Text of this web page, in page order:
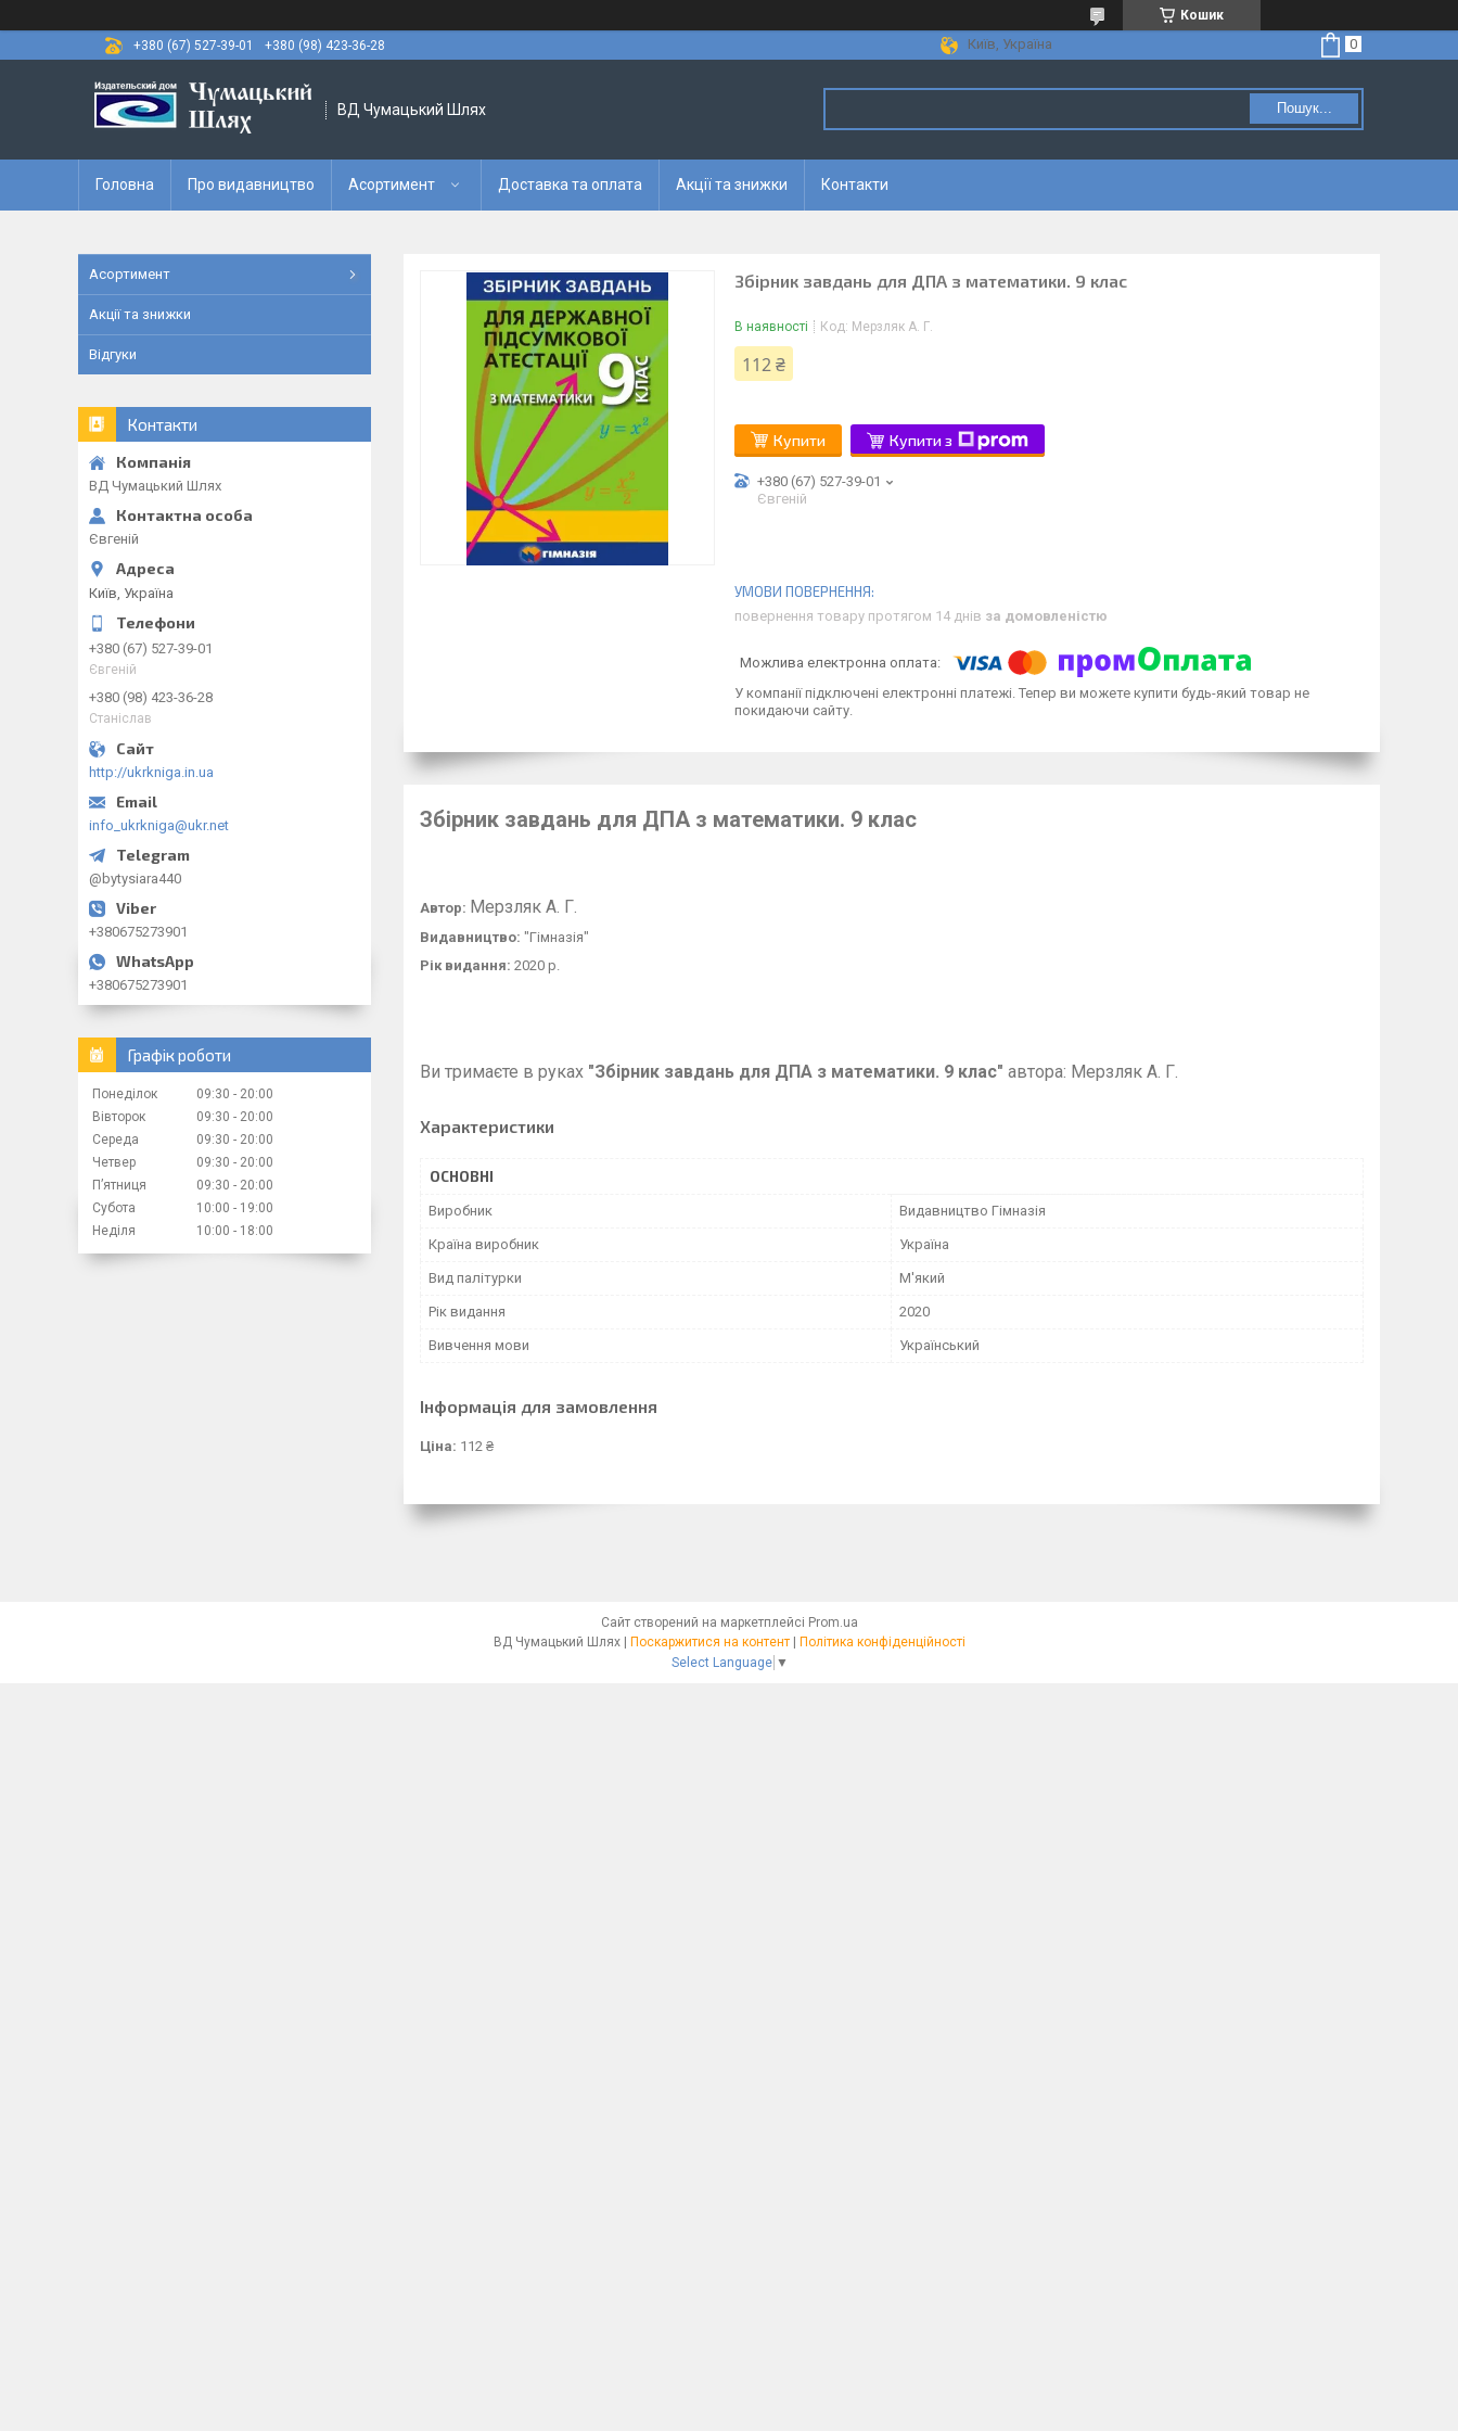
Кошик
+380 (67) 527-39-01
+380 (98) 423-36-28 Київ, Україна
ВД Чумацький Шлях Пошук...
Головна Про видавництво Асортимент Доставка та оплата Акції та знижки Контакти
Збірник завдань для ДПА з математики. 9 клас
В наявності Код: Мерзляк А. Г.
112 ₴
Купити Купити з
+380 (67) 527-39-01
Євгеній
повернення товару протягом 14 днів за домовленістю
У компанії підключені електронні платежі. Тепер ви можете купити будь-який товар не
покидаючи сайту.
Збірник завдань для ДПА з математики. 9 клас
Автор: Мерзляк А. Г.
Видавництво: "Гімназія"
Рік видання: 2020 р.
Ви тримаєте в руках "Збірник завдань для ДПА з математики. 9 клас" автора: Мерзляк А. Г.
Характеристики
ОСНОВНІ
Виробник Видавництво Гімназія
Країна виробник Україна
Вид палітурки М'який
Рік видання 2020
Вивчення мови Український
Інформація для замовлення
Ціна: 112 ₴
Асортимент
Акції та знижки
Відгуки
Контакти
ВД Чумацький Шлях
Євгеній
Київ, Україна
+380 (67) 527-39-01
Євгеній
+380 (98) 423-36-28
Станіслав
http://ukrkniga.in.ua
info_ukrkniga@ukr.net
@bytysiara440
+380675273901
+380675273901
Графік роботи
Понеділок 09:30
20:00
Вівторок
09:30
20:00
Середа
09:30
20:00
Четвер
09:30
20:00
Пʼятниця
09:30
20:00
Субота
10:00
19:00
Неділя
10:00 18:00
Сайт створений на маркетплейсі Prom.ua
ВД Чумацький Шлях | Поскаржитися на контент | Політика конфіденційності
Select Language ▼